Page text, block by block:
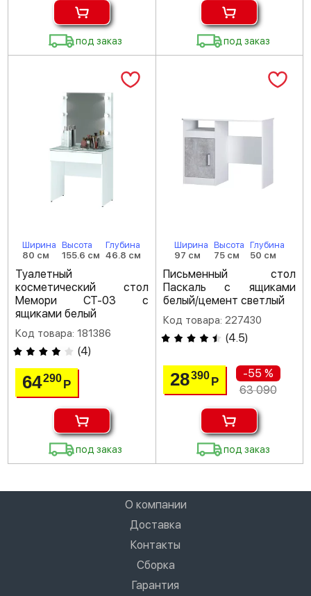
под заказ под заказ
Ширина
80 см
Высота
155.6 см
Глубина
46.8 см
Туалетный
косметический стол
Мемори СТ-03 с
ящиками белый
Код товара: 181386
(4)
64290Р
под заказ
Ширина
97 см
Высота
75 см
Глубина
50 см
Письменный стол
Паскаль с ящиками
белый/цемент светлый
Код товара: 227430
(4.5)
28390 Р
-55 %
63 090
под заказ
О компании
Доставка
Контакты
Сборка
Гарантия